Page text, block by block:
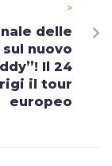
>
delle
nuovo
Il 24
il tour
europeo